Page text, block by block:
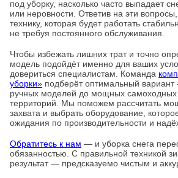
под уборку, насколько часто выпадает
или неровности. Ответив на эти
технику, которая будет работать
не требуя постоянного обслуживания.
Чтобы избежать лишних трат и точно
модель подойдёт именно для ваших
довериться специалистам. Команда
уборки» подберёт оптимальный
ручных моделей до мощных
территорий. Мы поможем рассчитать
захвата и выбрать оборудование,
ожидания по производительности и
Обратитесь к нам — и уборка снега
обязанностью. С правильной техникой
результат — предсказуемо чистым и